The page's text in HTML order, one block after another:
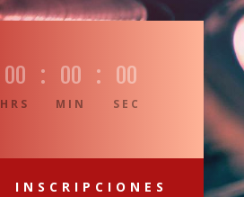
00
HRS
: 00
MIN
: 00
SEC
INSCRIPCIONES